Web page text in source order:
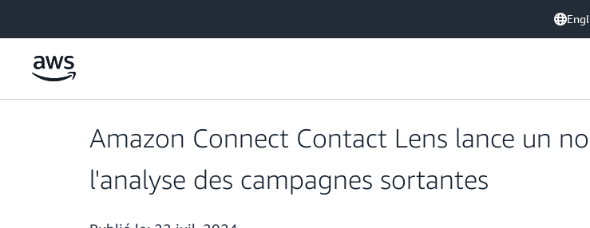
Amazon Connect Contact Lens lance un
l'analyse des campagnes sortantes